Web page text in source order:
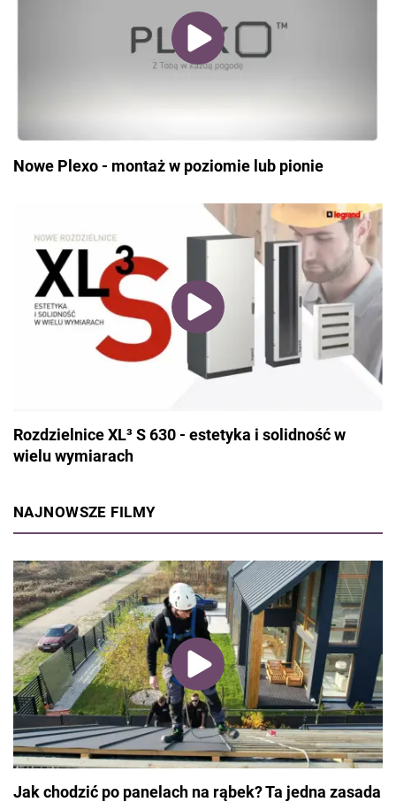
Nowe Plexo - montaż w poziomie lub pionie
Rozdzielnice XL³ S 630 - estetyka i solidność w
wielu wymiarach
NAJNOWSZE FILMY
Jak chodzić po panelach na rąbek? Ta jedna zasada